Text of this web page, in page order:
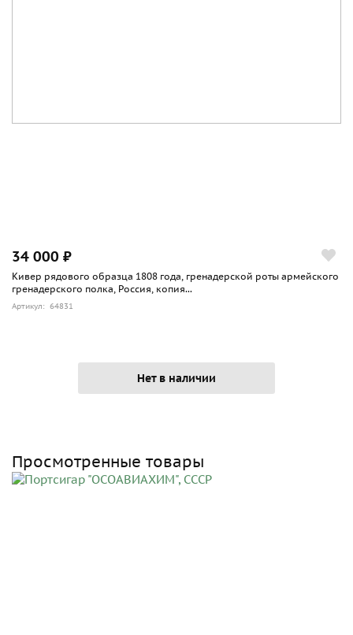
34 000 ₽
Кивер рядового образца 1808 года, гренадерской роты армейского
гренадерского полка, Россия, копия...
Артикул: 64831
Нет в наличии
Просмотренные товары